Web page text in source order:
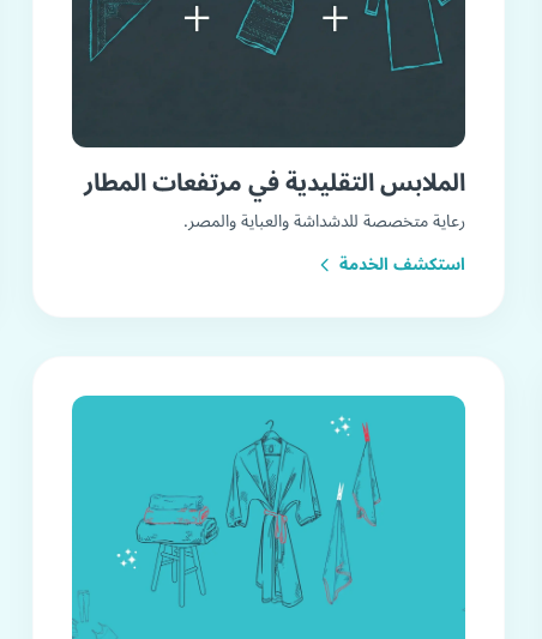
الملابس التقليدية في مرتفعات المطار
رعاية متخصصة للدشداشة والعباية والمصر.
استكشف الخدمة